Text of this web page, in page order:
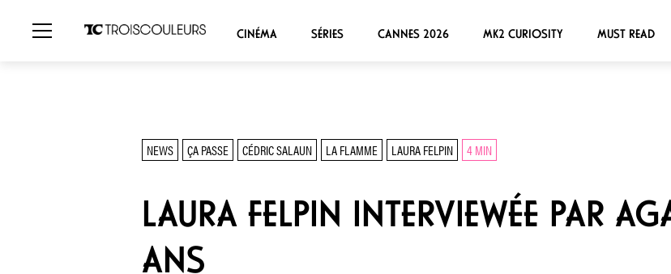
CINÉMA SÉRIES CANNES 2026 MK2 CURIOSITY MUST READ
NEWS ÇA PASSE CÉDRIC SALAUN LA FLAMME LAURA FELPIN 4 MIN
LAURA FELPIN INTERVIEWÉE PAR
ANS